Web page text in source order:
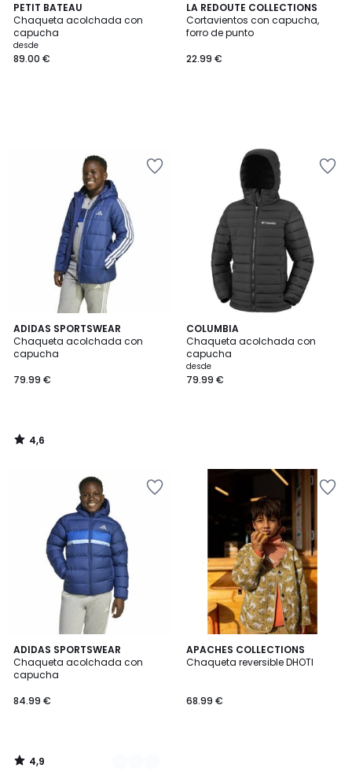
PETIT BATEAU
Chaqueta acolchada con
capucha
desde
89.00 €
LA REDOUTE COLLECTIONS
Cortavientos con capucha,
forro de punto
22.99 €
ADIDAS SPORTSWEAR
Chaqueta acolchada con
capucha
79.99 €
4,6
/ 5
4,6
/
COLUMBIA
Chaqueta acolchada con
capucha
desde
79.99 €
ADIDAS SPORTSWEAR
Chaqueta acolchada con
capucha
84.99 €
4,9
/ 5
2
Colores
4,9
/
APACHES COLLECTIONS
Chaqueta reversible DHOTI
68.99 €